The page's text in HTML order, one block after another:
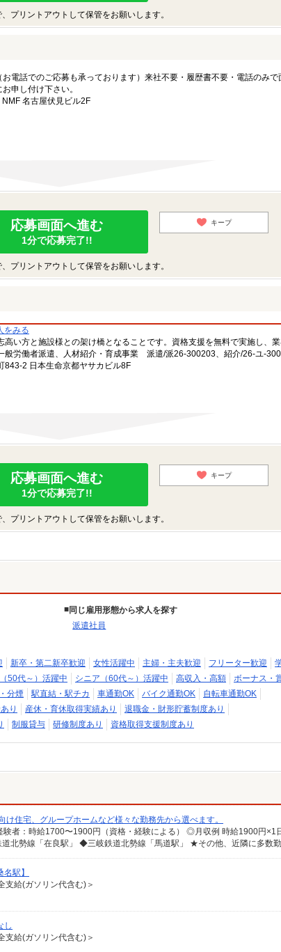
プリントアウトして保管をお願いします。
お電話でのご応募も承っております）来社不要・履歴書不要・電話のみで
申し付け下さい。
名古屋伏見ビル2F
応募画面へ進む
1分で応募完了!!
キープ
プリントアウトして保管をお願いします。
をみる
高い方と施設様との架け橋となることです。資格支援を無料で実施し、
般労働者派遣、人材紹介・育成事業 派遣/派26-300203、紹介/26-ユ-
843-2 日本生命京都ヤサカビル8F
応募画面へ進む
1分で応募完了!!
キープ
プリントアウトして保管をお願いします。
同じ雇用形態から求人を探す
派遣社員
新卒・第二新卒歓迎 女性活躍中 主婦・主夫歓迎 フリーター歓迎
50代～）活躍中 シニア（60代～）活躍中 高収入・高額
ボーナス・
分煙 駅直結・駅チカ 車通勤OK バイク通勤OK
自転車通勤OK
り 産休・育休取得実績あり
退職金・財形貯蓄制度あり
制服貸与 研修制度あり 資格取得支援制度あり
住宅、グループホームなど様々な勤務先から選べます。
駅】
給(ガソリン代含む)＞
し
支給(ガソリン代含む)＞